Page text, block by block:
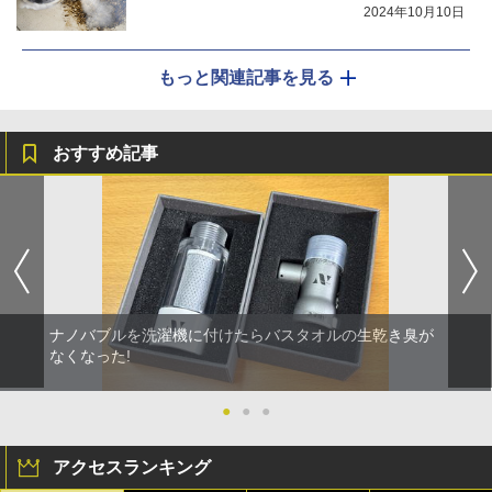
2024年10月10日
もっと関連記事を見る
おすすめ記事
ナノバブルを洗濯機に付けたらバスタオルの生乾き臭が
なくなった!
● ● ●
アクセスランキング